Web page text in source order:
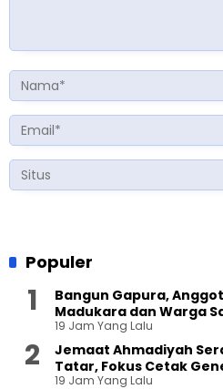
Populer
Bangun Gapura,
Madukara dan Warga
19 Jam Yang Lalu
Jemaat Ahmadiyah
Tatar, Fokus Cetak
19 Jam Yang Lalu